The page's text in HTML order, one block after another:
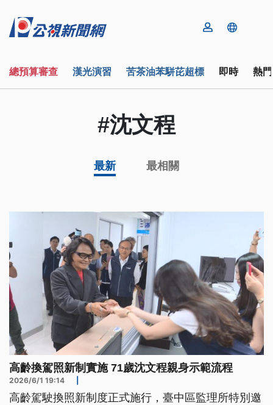
總預算審查 漢光演習 苦茶油苯駢芘超標 即時 熱
#沈文程
最新 最相關
高齡換駕照新制實施 71歲沈文程親身示範流程
2026/6/1 19:14
高齡駕駛換照新制度正式施行，臺中區監理所特別邀